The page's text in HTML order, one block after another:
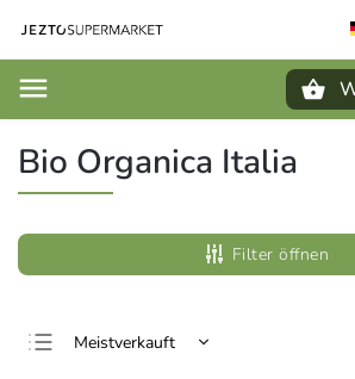
Bio Organica Italia
Filter öffnen
Meistverkauft